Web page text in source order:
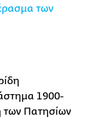
των
1900-
των Πατησίων